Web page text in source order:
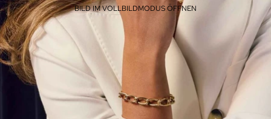
BILD IM VOLLBILDMODUS ÖFFNEN